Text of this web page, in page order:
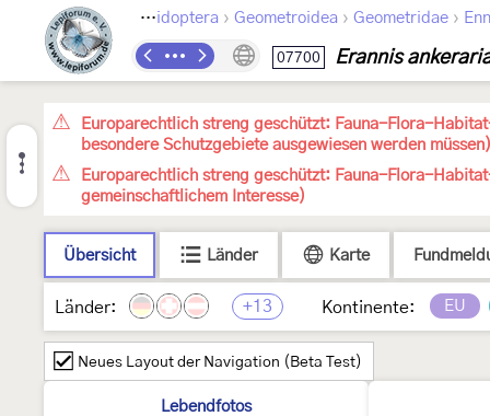
Lepidoptera › Geometroidea › Geometridae ›
07700 Erannis
Europarechtlich streng geschützt: Fauna-Flora-
besondere Schutzgebiete ausgewiesen werden
Europarechtlich streng geschützt: Fauna-Flora-
gemeinschaftlichem Interesse)
Übersicht Länder Karte
Länder: +13 Kontinente: EU
Neues Layout der Navigation (Beta Test)
Lebendfotos